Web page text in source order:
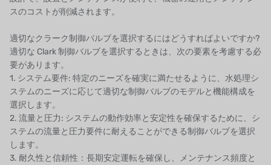
スのコストが削減されます。
適切なクラーク制御バルブを選択するにはどうすればよいですか?
適切な Clark 制御バルブを選択するときは、次の要素を考慮する必
要があります。
1. システム要件: 特定のニーズを確実に満たせるように、水処理シ
ステムのニーズに応じて適切な制御バルブのモデルと機能構成を
選択します。
2. 流量と圧力: システムの動作効率と安定性を確保するために、シ
ステムの流量と圧力要件に耐えることができる制御バルブを選択
します。
3. 耐久性と信頼性：長期安定運転を確保し、メンテナンス頻度と